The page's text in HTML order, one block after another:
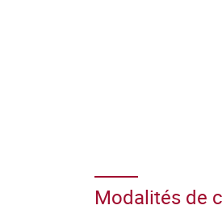
Modalités de